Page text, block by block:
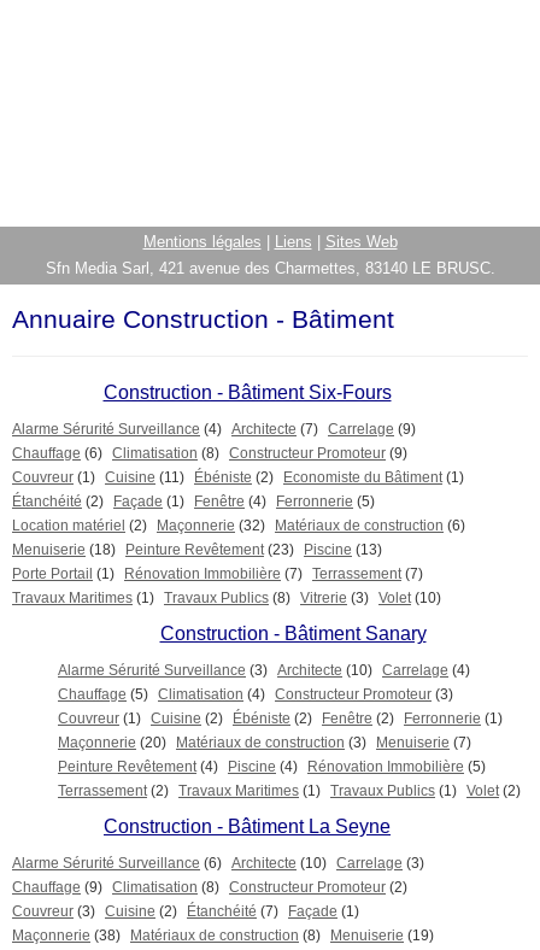
Mentions légales Liens
Sites Web
Sfn Media Sarl, 421 avenue des Charmettes, 83140 LE BRUSC.
Annuaire Construction - Bâtiment
Construction - Bâtiment Six-Fours
Alarme Sérurité Surveillance (4) Architecte (7) Carrelage (9)
Chauffage (6) Climatisation (8) Constructeur Promoteur (9)
Couvreur (1) Cuisine (11) Ébéniste (2) Economiste du Bâtiment (1)
Étanchéité (2) Façade (1) Fenêtre (4) Ferronnerie (5)
Location matériel (2) Maçonnerie (32) Matériaux de construction (6)
Menuiserie (18) Peinture Revêtement (23) Piscine (13)
Porte Portail (1) Rénovation Immobilière (7) Terrassement (7)
Travaux Maritimes (1) Travaux Publics (8) Vitrerie (3) Volet (10)
Construction - Bâtiment Sanary
Alarme Sérurité Surveillance (3) Architecte (10) Carrelage (4)
Chauffage (5) Climatisation (4) Constructeur Promoteur (3)
Couvreur (1) Cuisine (2) Ébéniste (2) Fenêtre (2) Ferronnerie (1)
Maçonnerie (20) Matériaux de construction (3) Menuiserie (7)
Peinture Revêtement (4) Piscine (4) Rénovation Immobilière (5)
Terrassement (2) Travaux Maritimes (1) Travaux Publics (1) Volet (2)
Construction - Bâtiment La Seyne
Alarme Sérurité Surveillance (6) Architecte (10) Carrelage (3)
Chauffage (9) Climatisation (8) Constructeur Promoteur (2)
Couvreur (3) Cuisine (2) Étanchéité (7) Façade (1)
Maçonnerie (38) Matériaux de construction (8) Menuiserie (19)